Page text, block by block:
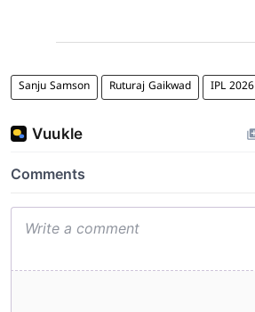
Sanju Samson Ruturaj Gaikwad IPL 2026